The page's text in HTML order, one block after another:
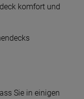
komfort und
Sie in einigen